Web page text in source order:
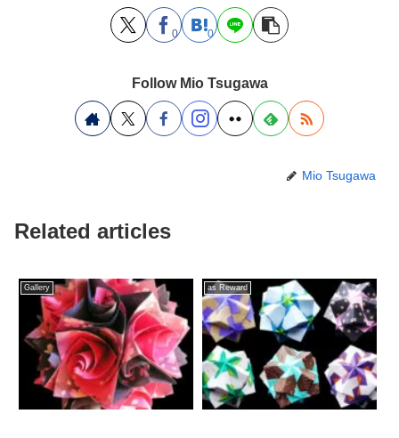
0 0
Follow Mio Tsugawa
Mio Tsugawa
Related articles
Gallery as Reward